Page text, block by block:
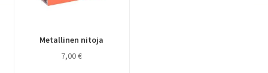
Metallinen nitoja
7,00€